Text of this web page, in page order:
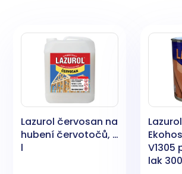
Lazurol červosan na
hubení červotočů, 5
l
V1305
lak